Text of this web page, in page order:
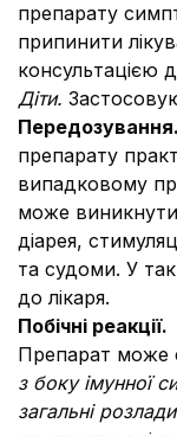
препарату
припинити
консультацією
Діти.
Передозування.
препарату
випадковому
може
діарея,
та судоми. У
до лікаря.
Побічні реакції.
Препарат може
з боку імунної
загальні